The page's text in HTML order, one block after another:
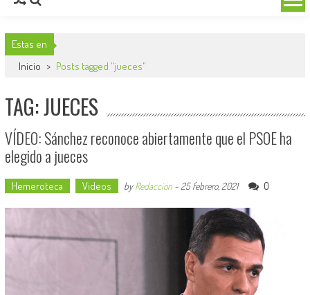
Estas en
Inicio > Posts tagged "jueces"
TAG: JUECES
VÍDEO: Sánchez reconoce abiertamente que el PSOE ha
elegido a jueces
Hemeroteca Videos byRedaccion- 25 febrero, 2021 0